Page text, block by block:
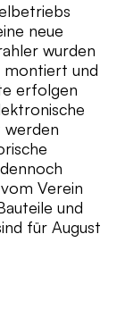
neue
wurden
montiert und
erfolgen
Verein
und
für August